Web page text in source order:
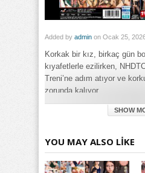
Added by admin on Ocak 25,
Korkak bir kız, birkaç gün
kıyafetlerle ezilirken,
Treni’ne adım atıyor ve
zorunda kalıyor.
Utangaç Kızın Çirkin Kıyafetlerle
NHDTC porno izle, Utangaç
SHOW
YOU MAY ALSO LIKE